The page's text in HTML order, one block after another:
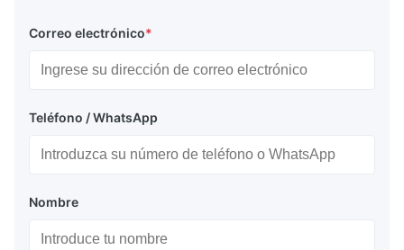
Correo electrónico*
Teléfono / WhatsApp
Nombre